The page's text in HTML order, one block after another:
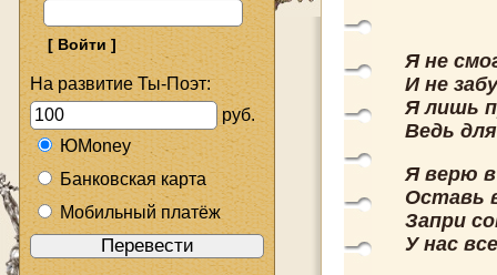
На развитие Ты-Поэт:
руб.
ЮMoney
Банковская карта
Мобильный платёж
Я не
И не
Я лишь
Ведь
Я верю
Оставь
Запри
У нас